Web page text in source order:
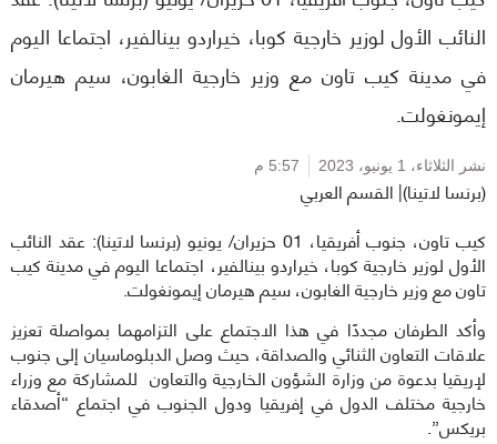
النائب الأول لوزير خارجية كوبا، خيراردو بينالفير، اجتماعا اليوم
في مدينة كيب تاون مع وزير خارجية الغابون، سيم هيرمان
إيمونغولت.
نشر الثلاثاء، 1 يونيو، 2023 5:57 م
(برنسا لاتينا)| القسم العربي
كيب تاون، جنوب أفريقيا، 01 حزيران/ يونيو (برنسا لاتينا): عقد النائب
الأول لوزير خارجية كوبا، خيراردو بينالفير، اجتماعا اليوم في مدينة كيب
تاون مع وزير خارجية الغابون، سيم هيرمان إيمونغولت.
وأكد الطرفان مجددًا في هذا الاجتماع على التزامهما بمواصلة تعزيز
علاقات التعاون الثنائي والصداقة، حيث وصل الدبلوماسيان إلى جنوب
لإريقيا بدعوة من وزارة الشؤون الخارجية والتعاون للمشاركة مع وزراء
خارجية مختلف الدول في إفريقيا ودول الجنوب في اجتماع “أصدقاء
بريكس”.